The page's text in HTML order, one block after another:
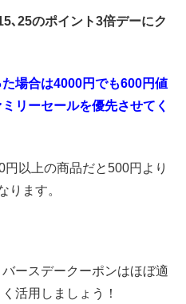
､25のポイント3倍デーにク
場合は4000円でも600円値
リーセールを優先させてく
以上の商品だと500円より
ります。
ースデークーポンはほぼ適
活用しましょう！